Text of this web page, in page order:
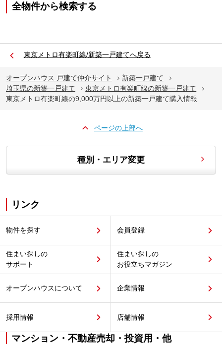
全物件から検索する
東京メトロ有楽町線/新築一戸建てへ戻る
オープンハウス 戸建て仲介サイト
新築一戸建て
埼玉県の新築一戸建て
東京メトロ有楽町線の新築一戸建て
東京メトロ有楽町線の9,000万円以上の新築一戸建て購入情報
ページの上部へ
種別・エリア変更
リンク
物件を探す 会員登録
住まい探しの
サポート
住まい探しの
お役立ちマガジン
オープンハウスについて 企業情報
採用情報 店舗情報
マンション・不動産売却・投資用・他